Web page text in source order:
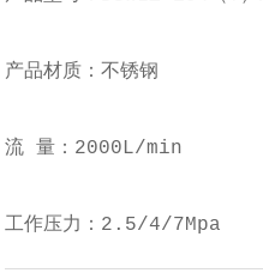
产品材质：不锈钢
流 量：2000L/min
工作压力：2.5/4/7Mpa